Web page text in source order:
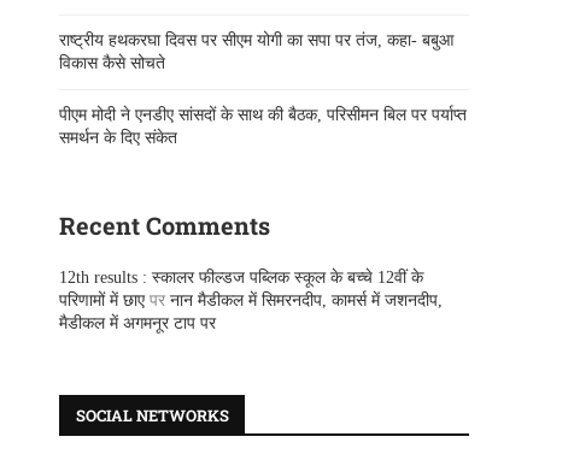
राष्ट्रीय हथकरघा दिवस पर सीएम योगी का सपा पर तंज, कहा- बबुआ
विकास कैसे सोचते
पीएम मोदी ने एनडीए सांसदों के साथ की बैठक, परिसीमन बिल पर पर्याप्त
समर्थन के दिए संकेत
Recent Comments
12th results : स्कालर फील्डज पब्लिक स्कूल के बच्चे 12वीं के
परिणामों में छाएपर नान मैडीकल में सिमरनदीप, कामर्स में जशनदीप,
मैडीकल में अगमनूर टाप पर
SOCIAL NETWORKS